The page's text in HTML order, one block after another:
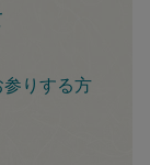
りする方